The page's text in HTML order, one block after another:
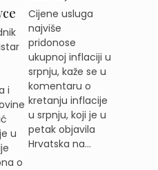
i
u
o
Cijene usluga
najviše
pridonose
ukupnoj inflaciji u
srpnju, kaže se u
komentaru o
kretanju inflacije
u srpnju, koji je u
petak objavila
Hrvatska na...